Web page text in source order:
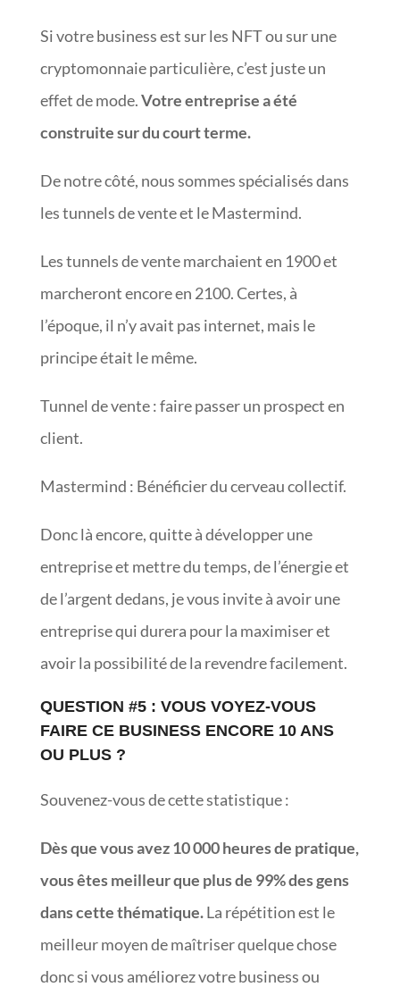
Si votre business est sur les NFT ou sur une
cryptomonnaie particulière, c’est juste un
effet de mode.Votre entreprise a été
construite sur du court terme.
De notre côté, nous sommes spécialisés dans
les tunnels de vente et le Mastermind.
Les tunnels de vente marchaient en 1900 et
marcheront encore en 2100. Certes, à
l’époque, il n’y avait pas internet, mais le
principe était le même.
Tunnel de vente : faire passer un prospect en
client.
Mastermind : Bénéficier du cerveau collectif.
Donc là encore, quitte à développer une
entreprise et mettre du temps, de l’énergie et
de l’argent dedans, je vous invite à avoir une
entreprise qui durera pour la maximiser et
avoir la possibilité de la revendre facilement.
QUESTION #5 : VOUS VOYEZ-VOUS
FAIRE CE BUSINESS ENCORE 10 ANS
OU PLUS ?
Souvenez-vous de cette statistique :
Dès que vous avez 10 000 heures de pratique,
vous êtes meilleur que plus de 99% des gens
dans cette thématique.La répétition est le
meilleur moyen de maîtriser quelque chose
donc si vous améliorez votre business ou